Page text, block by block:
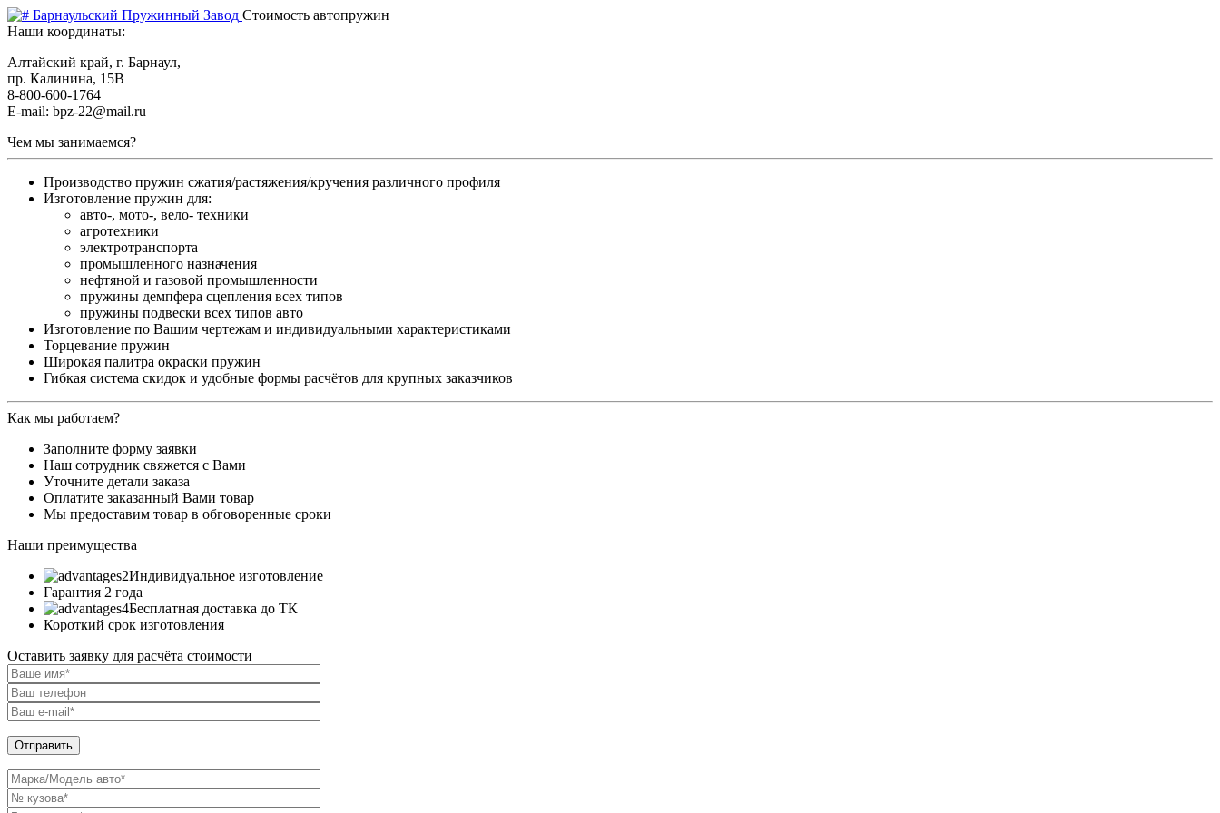
Барнаульский Пружинный Завод Стоимость автопружин
Наши координаты:
Алтайский край, г. Барнаул,
пр. Калинина, 15В
8-800-600-1764
E-mail: bpz-22@mail.ru
Чем мы занимаемся?
Производство пружин сжатия/растяжения/кручения различного профиля
Изготовление пружин для:
авто-, мото-, вело- техники
агротехники
электротранспорта
промышленного назначения
нефтяной и газовой промышленности
пружины демпфера сцепления всех типов
пружины подвески всех типов авто
Изготовление по Вашим чертежам и индивидуальными характеристиками
Торцевание пружин
Широкая палитра окраски пружин
Гибкая система скидок и удобные формы расчётов для крупных заказчиков
Как мы работаем?
Заполните форму заявки
Наш сотрудник свяжется с Вами
Уточните детали заказа
Оплатите заказанный Вами товар
Мы предоставим товар в обговоренные сроки
Наши преимущества
Индивидуальное изготовление
Гарантия 2 года
Бесплатная доставка до ТК
Короткий срок изготовления
Оставить заявку для расчёта стоимости